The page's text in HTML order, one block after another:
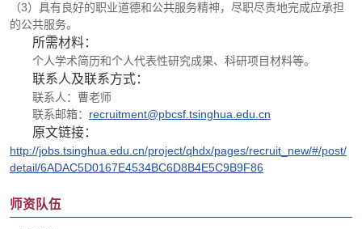
（3）具有良好的职业道德和公共服务精神，尽职尽责地完成应承担
的公共服务。
所需材料：
个人学术简历和个人代表性研究成果、科研项目材料等。
联系人及联系方式：
联系人：曹老师
联系邮箱： recruitment@pbcsf.tsinghua.edu.cn
原文链接：
http://jobs.tsinghua.edu.cn/project/qhdx/pages/recruit_new/#/post/
detail/6ADAC5D0167E4534BC6D8B4E5C9B9F86
师资队伍